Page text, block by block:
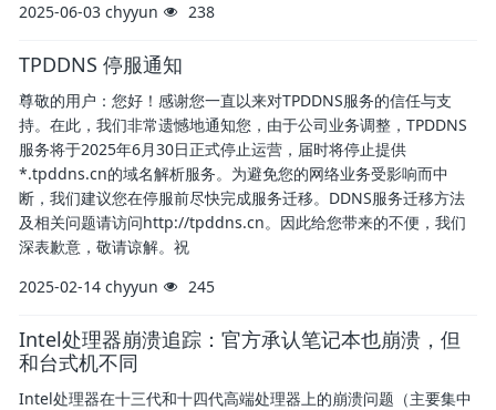
2025-06-03 chyyun 238
TPDDNS 停服通知
尊敬的用户：您好！感谢您一直以来对TPDDNS服务的信任与支
持。在此，我们非常遗憾地通知您，由于公司业务调整，TPDDNS
服务将于2025年6月30日正式停止运营，届时将停止提供
*.tpddns.cn的域名解析服务。为避免您的网络业务受影响而中
断，我们建议您在停服前尽快完成服务迁移。DDNS服务迁移方法
及相关问题请访问http://tpddns.cn。因此给您带来的不便，我们
深表歉意，敬请谅解。祝
2025-02-14 chyyun 245
Intel处理器崩溃追踪：官方承认笔记本也崩溃，但
和台式机不同
Intel处理器在十三代和十四代高端处理器上的崩溃问题（主要集中